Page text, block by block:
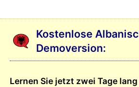
Kostenlose
Demoversion:
Lernen Sie jetzt zwei Tage